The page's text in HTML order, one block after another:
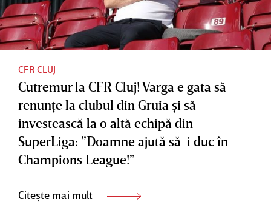
CFR CLUJ
Cutremur la CFR Cluj! Varga e gata să
renunţe la clubul din Gruia şi să
investească la o altă echipă din
SuperLiga: ”Doamne ajută să-i duc în
Champions League!”
Citește mai mult